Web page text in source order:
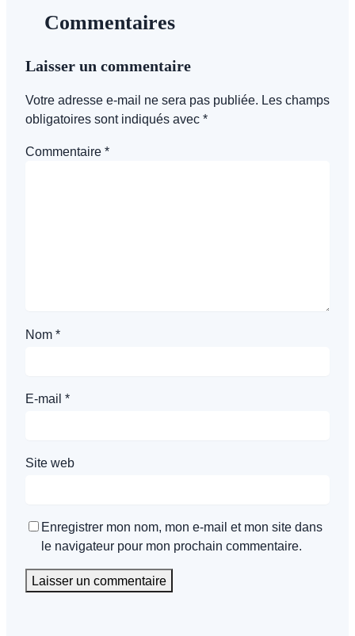
Commentaires
Laisser un commentaire
Votre adresse e-mail ne sera pas publiée. Les champs
obligatoires sont indiqués avec *
Commentaire *
Nom *
E-mail *
Site web
Enregistrer mon nom, mon e-mail et mon site dans
le navigateur pour mon prochain commentaire.